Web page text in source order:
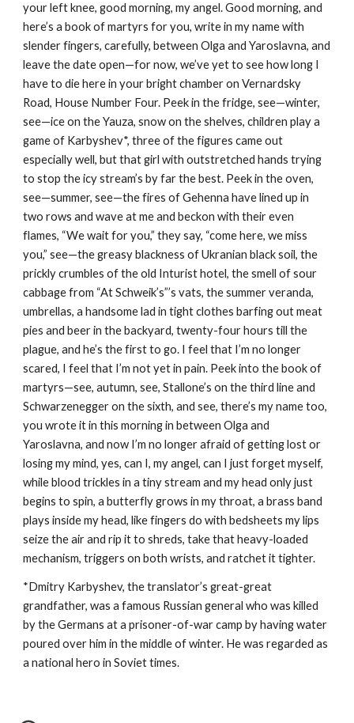
your left knee, good morning, my angel. Good morning, and
here’s a book of martyrs for you, write in my name with
slender fingers, carefully, between Olga and Yaroslavna, and
leave the date open—for now, we’ve yet to see how long I
have to die here in your bright chamber on Vernardsky
Road, House Number Four. Peek in the fridge, see—winter,
see—ice on the Yauza, snow on the shelves, children play a
game of Karbyshev*, three of the figures came out
especially well, but that girl with outstretched hands trying
to stop the icy stream’s by far the best. Peek in the oven,
see—summer, see—the fires of Gehenna have lined up in
two rows and wave at me and beckon with their even
flames, “We wait for you,” they say, “come here, we miss
you,” see—the greasy blackness of Ukranian black soil, the
prickly crumbles of the old Inturist hotel, the smell of sour
cabbage from “At Schweik’s”’s vats, the summer veranda,
umbrellas, a handsome lad in tight clothes barfing out meat
pies and beer in the backyard, twenty-four hours till the
plague, and he’s the first to go. I feel that I’m no longer
scared, I feel that I’m not yet in pain. Peek into the book of
martyrs—see, autumn, see, Stallone’s on the third line and
Schwarzenegger on the sixth, and see, there’s my name too,
you wrote it in this morning in between Olga and
Yaroslavna, and now I’m no longer afraid of getting lost or
losing my mind, yes, can I, my angel, can I just forget myself,
while blood trickles in a tiny stream and my head only just
begins to spin, a butterfly grows in my throat, a brass band
plays inside my head, like fingers do with bedsheets my lips
seize the air and rip it to shreds, take that heavy-loaded
mechanism, triggers on both wrists, and ratchet it tighter.
*Dmitry Karbyshev, the translator’s great-great
grandfather, was a famous Russian general who was killed
by the Germans at a prisoner-of-war camp by having water
poured over him in the middle of winter. He was regarded as
a national hero in Soviet times.